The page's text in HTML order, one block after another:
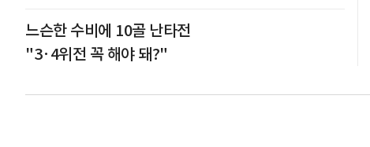
느슨한 수비에 10골 난타전
"3·4위전 꼭 해야 돼?"